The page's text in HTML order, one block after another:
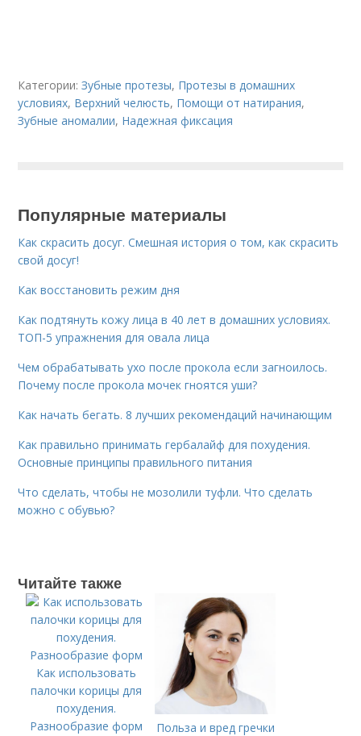
Категории:Зубные протезы, Протезы в домашних
условиях, Верхний челюсть, Помощи от натирания,
Зубные аномалии, Надежная фиксация
Популярные материалы
Как скрасить досуг. Смешная история о том, как скрасить
свой досуг!
Как восстановить режим дня
Как подтянуть кожу лица в 40 лет в домашних условиях.
ТОП-5 упражнения для овала лица
Чем обрабатывать ухо после прокола если загноилось.
Почему после прокола мочек гноятся уши?
Как начать бегать. 8 лучших рекомендаций начинающим
Как правильно принимать гербалайф для похудения.
Основные принципы правильного питания
Что сделать, чтобы не мозолили туфли. Что сделать
можно с обувью?
Читайте также
Как использовать
палочки корицы для
похудения.
Разнообразие форм
Польза и вред гречки